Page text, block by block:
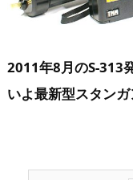
2011年8月のS-313
いよ最新型スタン